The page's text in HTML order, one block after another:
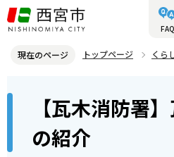
こ
の
ジ
頭
FAQ
現在のページ トップページ くら
【瓦木消防署】瓦木消防署の紹介
【瓦木消防署
の紹介